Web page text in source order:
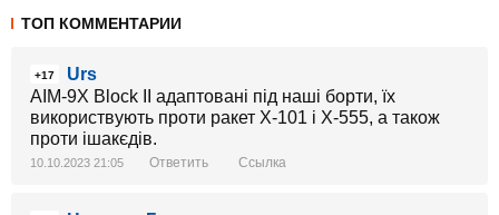
ТОП КОММЕНТАРИИ
+17
Urs
AIM-9X Block II адаптовані під наші борти, їх
використвують проти ракет Х-101 і Х-555, а також
проти ішакєдів.
10.10.2023 21:05 Ответить Ссылка